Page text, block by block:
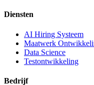
Diensten
AI Hiring Systeem
Maatwerk
Data Science
Testontwikkeling
Bedrijf